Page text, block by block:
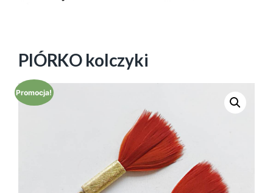
PIÓRKO kolczyki
Promocja!